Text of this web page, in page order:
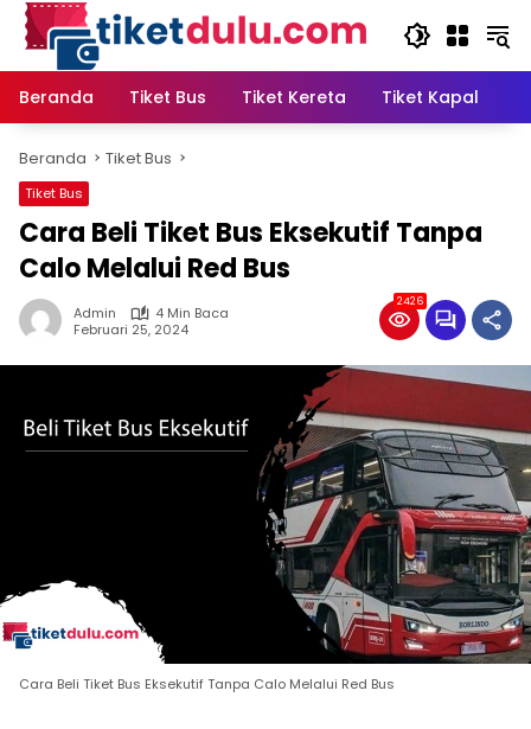
Langsung
Beranda
Tiket Bus Tiket Kereta Tiket Kapal
Beranda Tiket Bus
Tiket Bus
Cara Beli Tiket Bus Eksekutif Tanpa
Calo Melalui Red Bus
Admin
4 Min Baca
Februari 25, 2024
2426
Cara Beli Tiket Bus Eksekutif Tanpa Calo Melalui Red Bus